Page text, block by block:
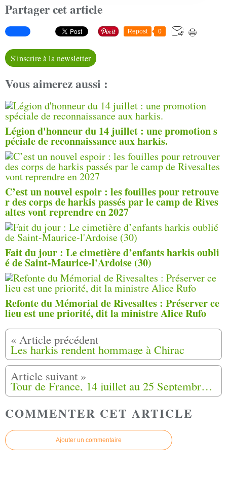
Partager cet article
Repost 0
S'inscrire à la newsletter
Vous aimerez aussi :
Légion d'honneur du 14 juillet : une promotion s
péciale de reconnaissance aux harkis.
C’est un nouvel espoir : les fouilles pour retrouve
r des corps de harkis passés par le camp de Rives
altes vont reprendre en 2027
Fait du jour : Le cimetière d’enfants harkis oubli
é de Saint-Maurice-l'Ardoise (30)
Refonte du Mémorial de Rivesaltes : Préserver ce
lieu est une priorité, dit la ministre Alice Rufo
Les harkis rendent hommage à Chirac
Tour de France, 14 juillet au 25 Septembre 2019, Marche de la fierté Harki (19)
COMMENTER CET ARTICLE
Ajouter un commentaire